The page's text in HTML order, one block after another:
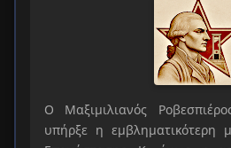
Ο Μαξιμιλιανός
υπήρξε η εμβληματικότερη